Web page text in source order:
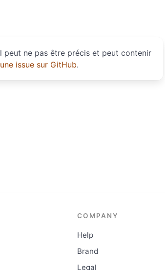
peut ne pas être précis et peut contenir
issue sur GitHub.
COMPANY
Help
Brand
Legal